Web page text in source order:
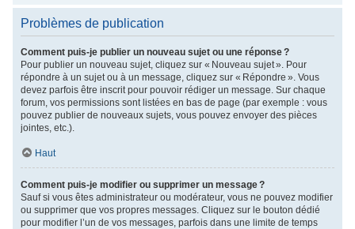
Problèmes de publication
Comment puis-je publier un nouveau sujet ou une réponse ?
Pour publier un nouveau sujet, cliquez sur « Nouveau sujet ». Pour
répondre à un sujet ou à un message, cliquez sur « Répondre ». Vous
devez parfois être inscrit pour pouvoir rédiger un message. Sur chaque
forum, vos permissions sont listées en bas de page (par exemple : vous
pouvez publier de nouveaux sujets, vous pouvez envoyer des pièces
jointes, etc.).
Haut
Comment puis-je modifier ou supprimer un message ?
Sauf si vous êtes administrateur ou modérateur, vous ne pouvez modifier
ou supprimer que vos propres messages. Cliquez sur le bouton dédié
pour modifier l’un de vos messages, parfois dans une limite de temps